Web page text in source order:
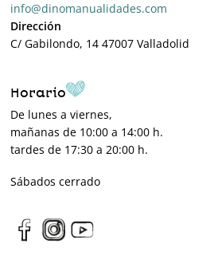
info@dinomanualidades.com
Dirección
C/ Gabilondo, 14 47007 Valladolid
Horario
De lunes a viernes,
mañanas de 10:00 a 14:00 h.
tardes de 17:30 a 20:00 h.
Sábados cerrado